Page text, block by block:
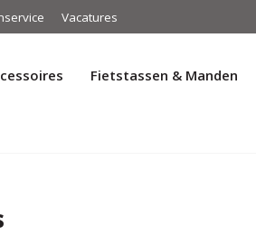
Vacatures
Fietstassen & Manden